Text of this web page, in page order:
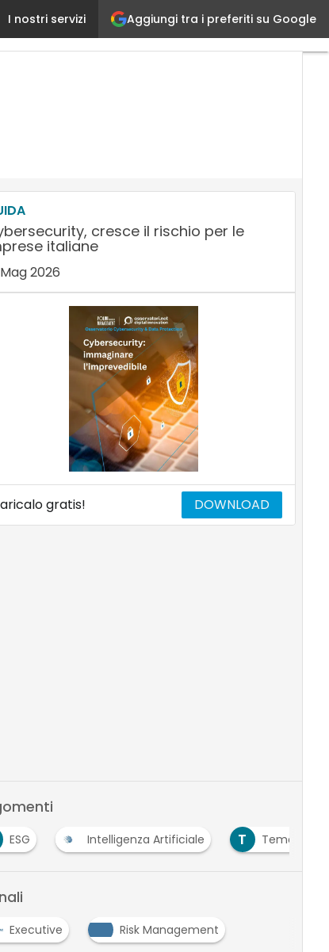
Aggiungi tra i preferiti su Google
I nostri servizi
Economic Forum: la disinformazione in
cresce il rischio per le
italiane
2026
gratis! DOWNLOAD
Intelligenza Artificiale T Tematiche ESG
Executive Risk Management